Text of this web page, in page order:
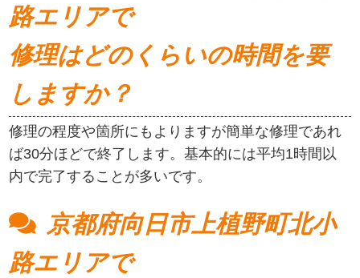
路エリアで
修理はどのくらいの時間を要
しますか？
修理の程度や箇所にもよりますが簡単な修理であれ
ば30分ほどで終了します。基本的には平均1時間以
内で完了することが多いです。
京都府向日市上植野町北小
路エリアで